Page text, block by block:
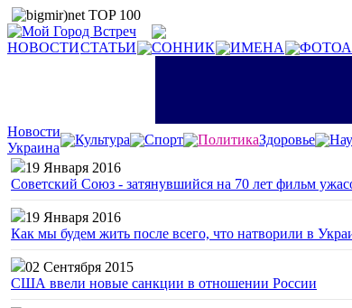
НОВОСТИСТАТЬИ СОННИК ИМЕНА
Новости
Украина
Культура Спорт ПолитикаЗдоровье
19 Января 2016
Советский Союз - затянувшийся на 70 лет фильм
19 Января 2016
Как мы будем жить после всего, что натворили в
02 Сентября 2015
США ввели новые санкции в отношении России